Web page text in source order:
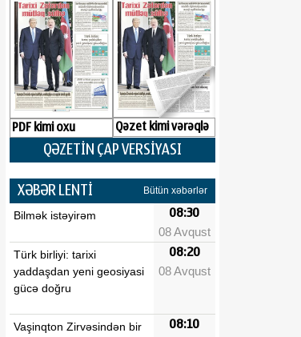
PDF kimi oxu Qəzet kimi vərəqlə
QƏZETİN ÇAP VERSİYASI
XƏBƏR LENTİ Bütün xəbərlər
Bilmək istəyirəm 08:30
08 Avqust
Türk birliyi: tarixi
yaddaşdan yeni geosiyasi
gücə doğru
08:20
08 Avqust
Vaşinqton Zirvəsindən bir
08:10